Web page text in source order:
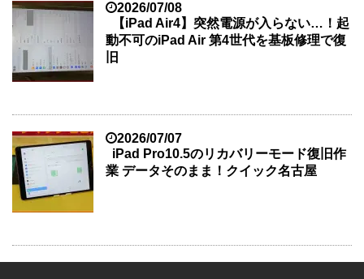
2026/07/08
【iPad Air4】突然電源が入らない…！起
動不可のiPad Air 第4世代を基板修理で復
旧
2026/07/07
iPad Pro10.5のリカバリーモード復旧作
業 データそのまま！クイック名古屋